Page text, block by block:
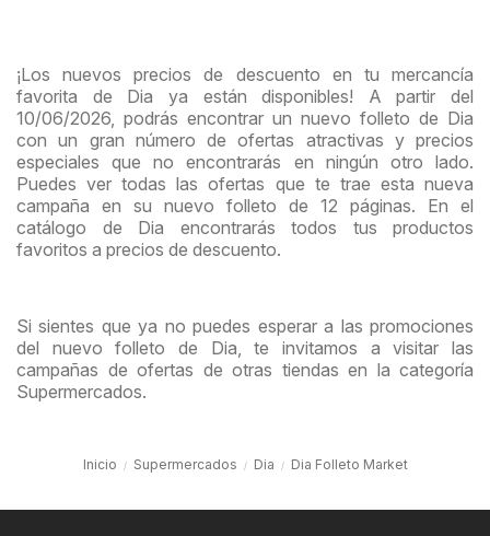
¡Los nuevos precios de descuento en tu mercancía
favorita de Dia ya están disponibles! A partir del
10/06/2026, podrás encontrar un nuevo folleto de Dia
con un gran número de ofertas atractivas y precios
especiales que no encontrarás en ningún otro lado.
Puedes ver todas las ofertas que te trae esta nueva
campaña en su nuevo folleto de 12 páginas. En el
catálogo de Dia encontrarás todos tus productos
favoritos a precios de descuento.
Si sientes que ya no puedes esperar a las promociones
del nuevo folleto de Dia, te invitamos a visitar las
campañas de ofertas de otras tiendas en la categoría
Supermercados.
Inicio Supermercados Dia Dia Folleto Market